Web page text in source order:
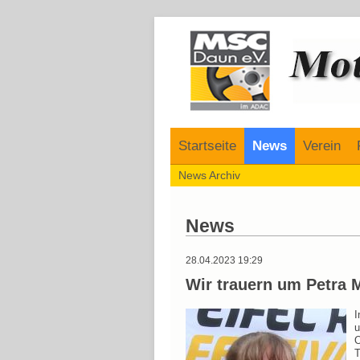
Navigation
überspringen
Startseite News Verein
Navigation
News Archiv
News
28.04.2023 19:29
Wir trauern um Petra